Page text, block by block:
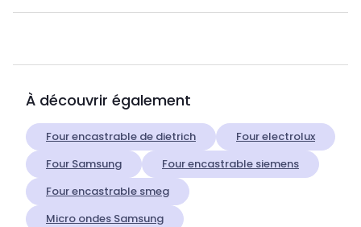
À découvrir également
Four encastrable de dietrich
Four electrolux
Four Samsung
Four encastrable siemens
Four encastrable smeg
Micro ondes Samsung